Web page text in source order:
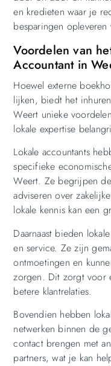
en kredieten waar je
besparingen
Voordelen van
Accountant in
Hoewel externe
lijken, biedt het
Weert unieke
lokale expertise
Lokale accountants
specifieke
Weert. Ze begrijpen
adviseren over
lokale kennis kan een
Daarnaast bieden
en service. Ze zijn
ontmoetingen en
zorgen. Dit zorgt voor
betere klantrelaties.
Bovendien hebben
netwerken binnen de
contact brengen met
partners, wat je kan